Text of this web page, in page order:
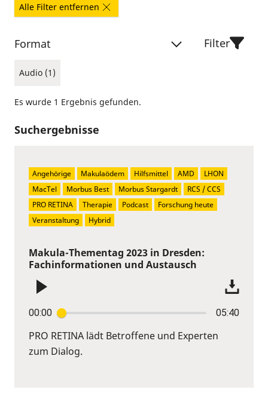
Alle Filter entfernen
Format
Audio (1)
Filter
Es wurde 1 Ergebnis gefunden.
Suchergebnisse
Makula-Thementag 2023 in Dresden:
Fachinformationen und Austausch
00:00 05:40
PRO RETINA lädt Betroffene und Experten
zum Dialog.
Angehörige Makulaödem Hilfsmittel AMD
LHON
MacTel
Morbus Best Morbus Stargardt
RCS / CCS
PRO RETINA
Therapie Podcast
Forschung heute
Veranstaltung
Hybrid